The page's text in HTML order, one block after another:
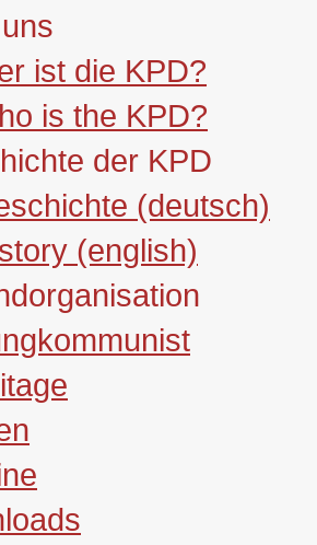
ist die KPD?
is the KPD?
der KPD
(deutsch)
(english)